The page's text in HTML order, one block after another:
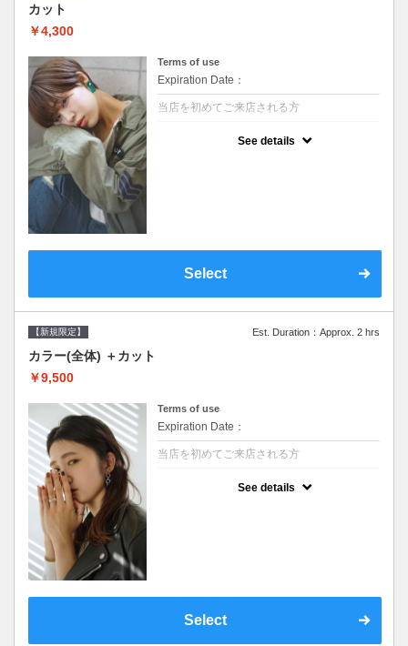
カット
￥4,300
Terms of use
Expiration Date：
当店を初めてご来店される方
See details
Select
【新規限定】 Est. Duration：Approx. 2 hrs
カラー(全体) ＋カット
￥9,500
Terms of use
Expiration Date：
当店を初めてご来店される方
See details
Select